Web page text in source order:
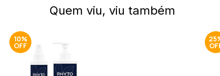
Quem viu, viu também
10%